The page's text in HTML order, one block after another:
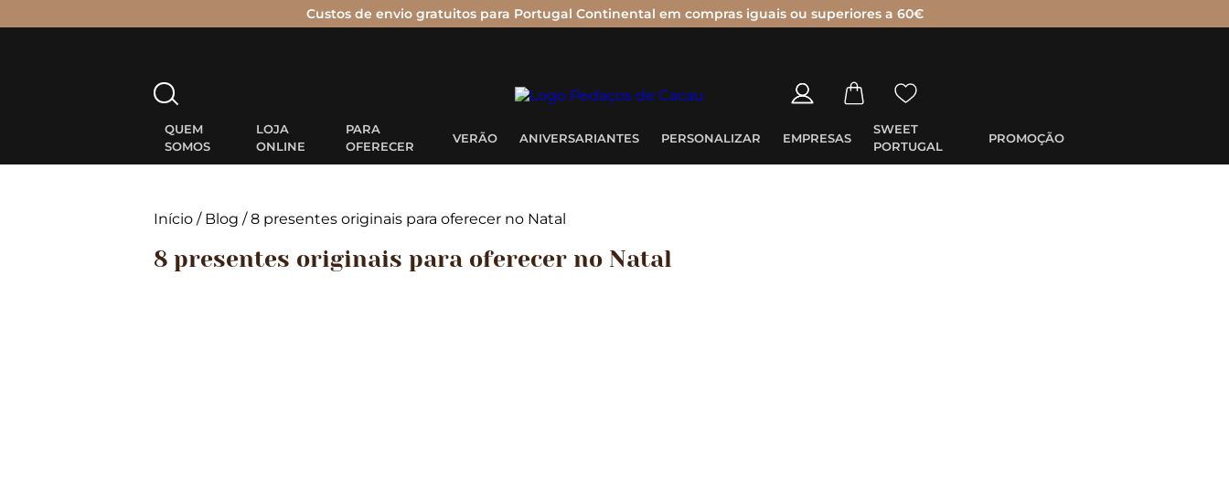
Custos de envio gratuitos para Portugal Continental em compras iguais ou superiores a 60€
Pesquisar
por:
Nenhum produto no carrinho.
QUEM
SOMOS
LOJA
ONLINE
PARA
OFERECER
VERÃO ANIVERSARIANTES PERSONALIZAR EMPRESAS
SWEET
PORTUGAL
PROMOÇÃO
Início / Blog /8 presentes originais para oferecer no Natal
8 presentes originais para oferecer no Natal